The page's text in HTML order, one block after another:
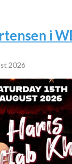
i
2026